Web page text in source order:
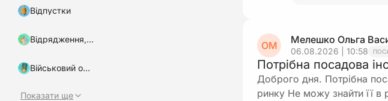
Відпустки
Відрядження, підзвітні кошти
Військовий облік, бронювання
Показати ще
ОМ Мелешко Ольга
06.08.2026 | 10:58
Потрібна посадова
Доброго дня. Потрібна
ринку Не можу знайти її